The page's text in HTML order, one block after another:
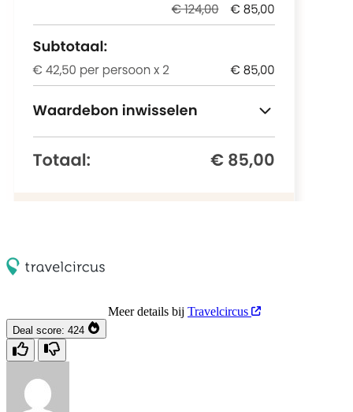
Meer details bij Travelcircus
Deal score: 424